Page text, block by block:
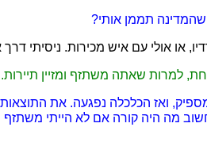
תממן אותי?
או אולי עם איש מכירות. ניסיתי
למרות שאתה משתזף ומזיין תיירות.
מספיק, ואז הכלכלה נפגעה. את
מה היה קורה אם לא הייתי משתזף